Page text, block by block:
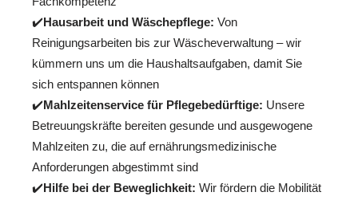
✔️Hausarbeit und Wäschepflege: Von
Reinigungsarbeiten bis zur Wäscheverwaltung – wir
kümmern uns um die Haushaltsaufgaben, damit Sie
sich entspannen können
✔️Mahlzeitenservice für Pflegebedürftige: Unsere
Betreuungskräfte bereiten gesunde und ausgewogene
Mahlzeiten zu, die auf ernährungsmedizinische
Anforderungen abgestimmt sind
✔️Hilfe bei der Beweglichkeit: Wir fördern die Mobilität